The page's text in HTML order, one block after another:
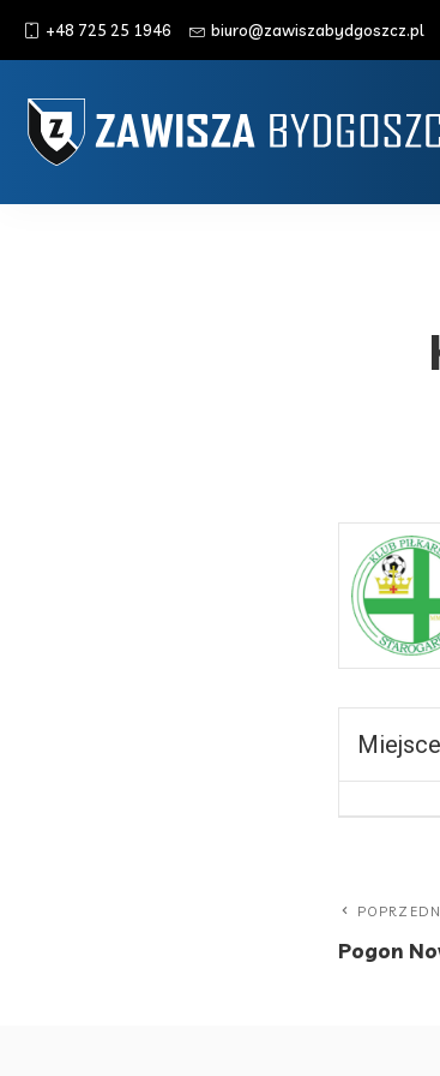
+48 725 25 1946 biuro@zawiszabydgoszcz.pl
Pogon